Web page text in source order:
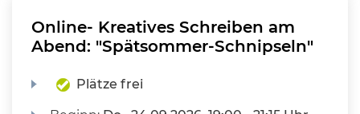
Online- Kreatives Schreiben am
Abend: "Spätsommer-Schnipseln"
Plätze frei